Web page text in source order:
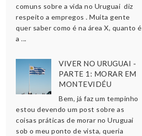
comuns sobre a vida no Uruguai diz
respeito a empregos . Muita gente
quer saber como é na área X, quanto é
a ...
VIVER NO URUGUAI -
PARTE 1: MORAR EM
MONTEVIDÉU
Bem, já faz um tempinho
estou devendo um post sobre as
coisas práticas de morar no Uruguai
sob o meu ponto de vista, queria